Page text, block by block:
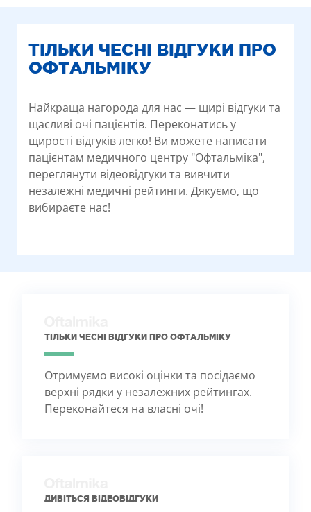
ТІЛЬКИ ЧЕСНІ ВІДГУКИ ПРО
ОФТАЛЬМІКУ
Найкраща нагорода для нас — щирі відгуки та
щасливі очі пацієнтів. Переконатись у
щирості відгуків легко! Ви можете написати
пацієнтам медичного центру "Офтальміка",
переглянути відеовідгуки та вивчити
незалежні медичні рейтинги. Дякуємо, що
вибираєте нас!
ТІЛЬКИ ЧЕСНІ ВІДГУКИ ПРО ОФТАЛЬМІКУ
Отримуємо високі оцінки та посідаємо
верхні рядки у незалежних рейтингах.
Переконайтеся на власні очі!
ДИВІТЬСЯ ВІДЕОВІДГУКИ